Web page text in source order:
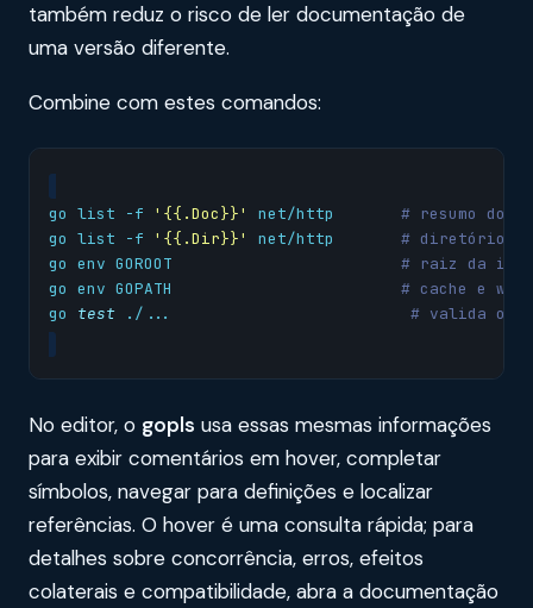
também reduz o risco de ler documentação de
uma versão diferente.
Combine com estes comandos:
go list -f '{{.Doc}}' net/http # resumo do
go list -f
'{{.Dir}}' net/http # diretório
go env GOROOT # raiz da
go env GOPATH # cache e
go test ./... # valida o
No editor, o gopls usa essas mesmas informações
para exibir comentários em hover, completar
símbolos, navegar para definições e localizar
referências. O hover é uma consulta rápida; para
detalhes sobre concorrência, erros, efeitos
colaterais e compatibilidade, abra a documentação